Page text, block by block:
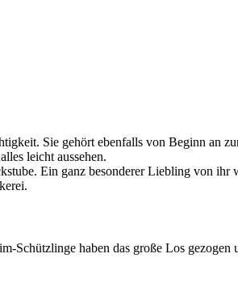
Sie gehört ebenfalls von Beginn an
leicht aussehen.
Ein ganz besonderer Liebling von
Schützlinge haben das große Los